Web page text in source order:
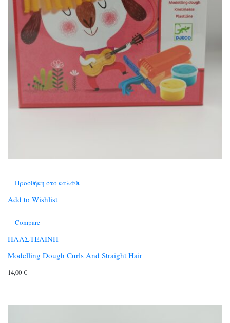
Προσθήκη στο καλάθι
Add to Wishlist
Compare
ΠΛΑΣΤΕΛΙΝΗ
Modelling Dough Curls And Straight Hair
14,00 €